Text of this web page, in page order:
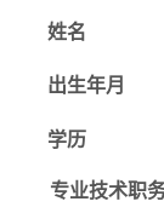
姓名
出生年月
学历
专业技术职